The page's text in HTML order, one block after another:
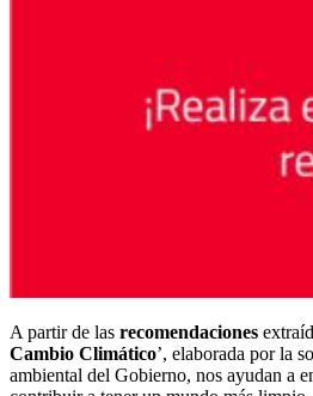
A partir de las recomendaciones
Cambio Climático’, elaborada por la
ambiental del Gobierno, nos ayudan a